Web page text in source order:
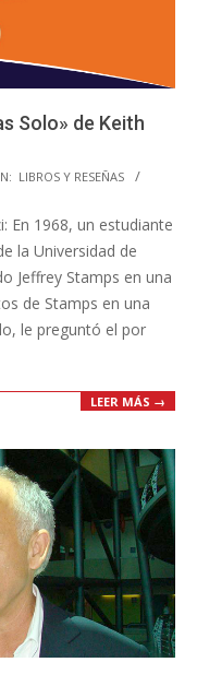
Solo» de Keith
LIBROS Y RESEÑAS
En 1968, un estudiante
la Universidad de
Jeffrey Stamps en una
de Stamps en una
le preguntó el por
LEER MÁS →